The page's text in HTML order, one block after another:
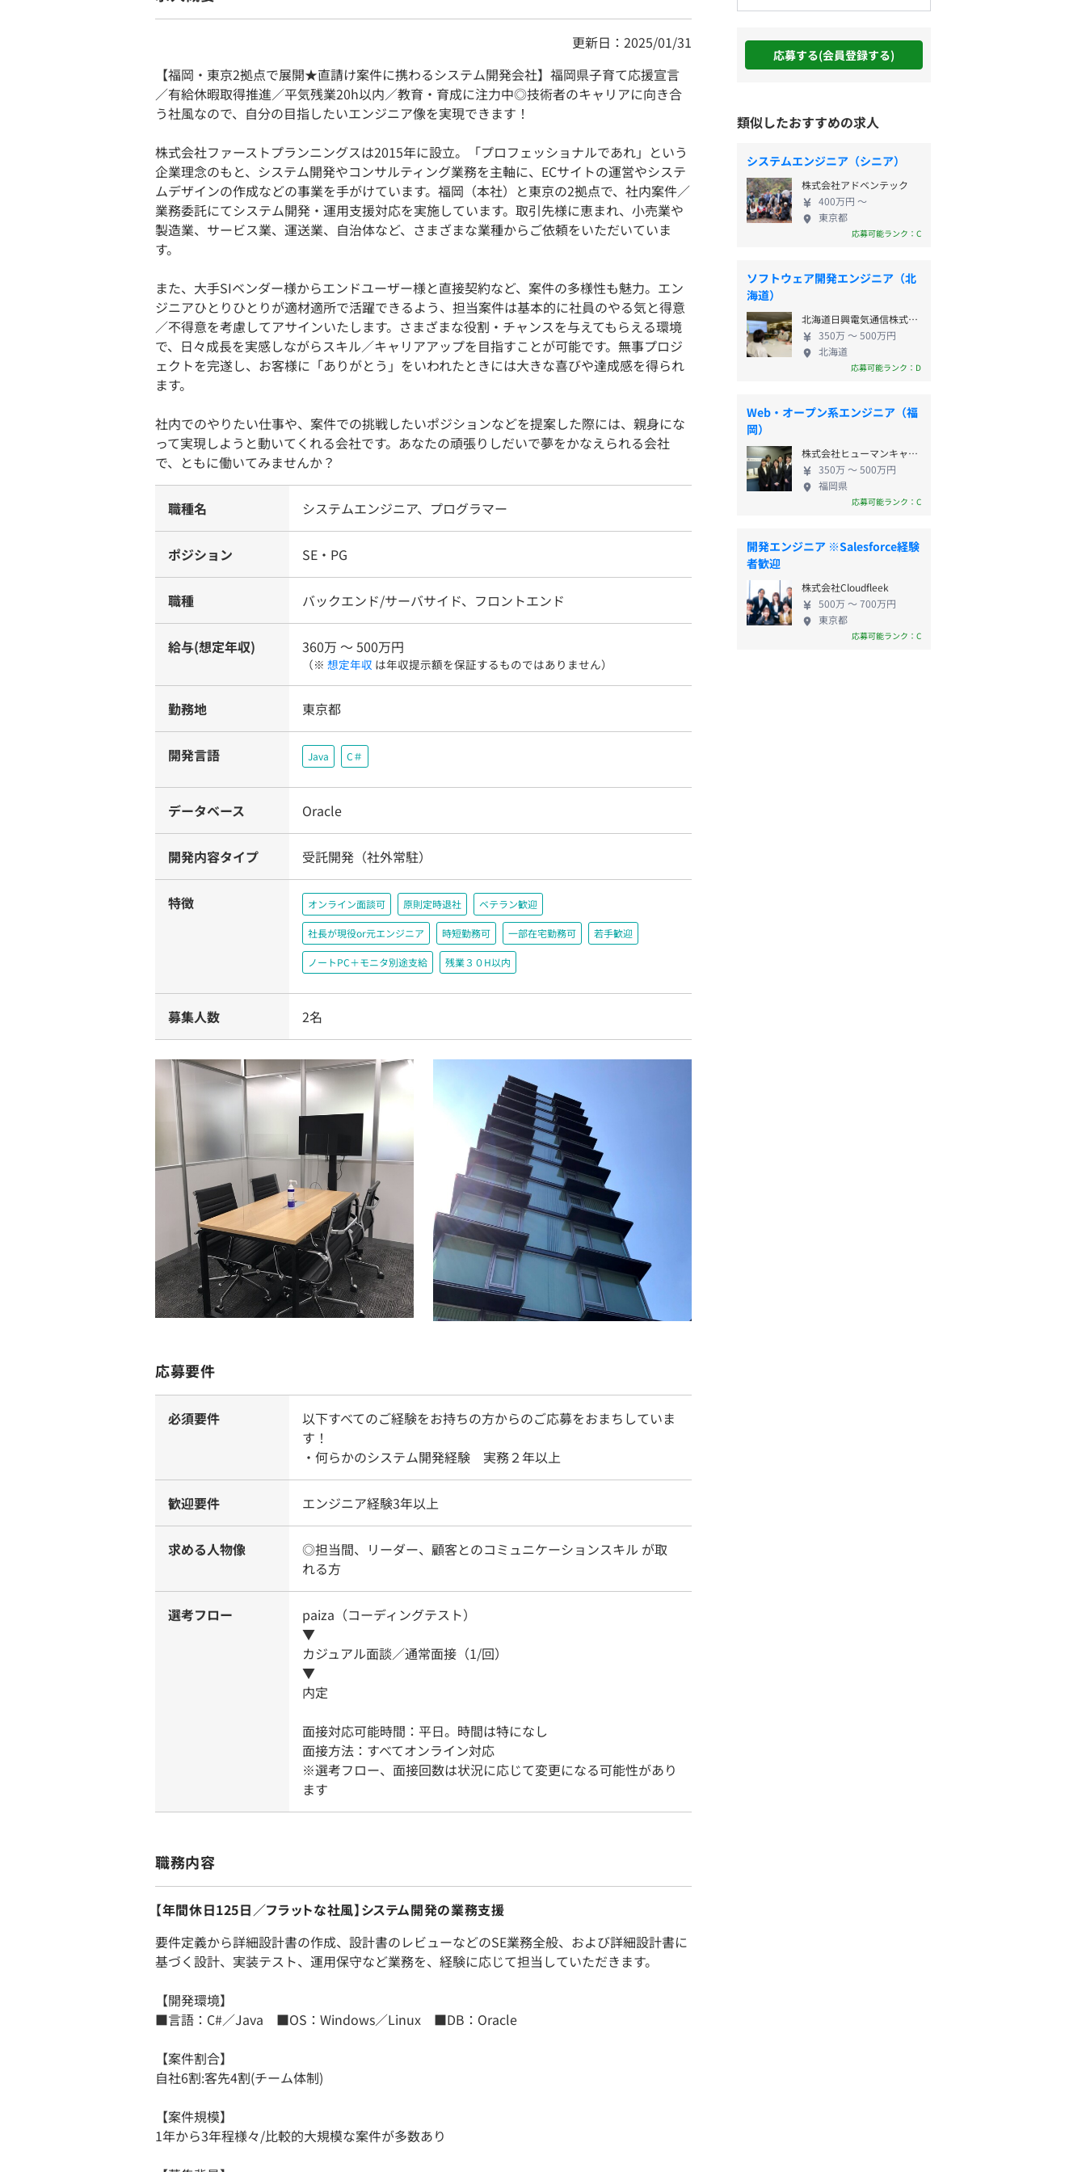
更新日：2025/01/31
【福岡・東京2拠点で展開★直請け案件に携わるシステム開発会社】福岡県子育て応援宣言
／有給休暇取得推進／平気残業20h以内／教育・育成に注力中◎技術者のキャリアに向き合
う社風なので、自分の目指したいエンジニア像を実現できます！
株式会社ファーストプランニングスは2015年に設立。「プロフェッショナルであれ」という
企業理念のもと、システム開発やコンサルティング業務を主軸に、ECサイトの運営やシステ
ムデザインの作成などの事業を手がけています。福岡（本社）と東京の2拠点で、社内案件／
業務委託にてシステム開発・運用支援対応を実施しています。取引先様に恵まれ、小売業や
製造業、サービス業、運送業、自治体など、さまざまな業種からご依頼をいただいていま
す。
また、大手SIベンダー様からエンドユーザー様と直接契約など、案件の多様性も魅力。エン
ジニアひとりひとりが適材適所で活躍できるよう、担当案件は基本的に社員のやる気と得意
／不得意を考慮してアサインいたします。さまざまな役割・チャンスを与えてもらえる環境
で、日々成長を実感しながらスキル／キャリアアップを目指すことが可能です。無事プロジ
ェクトを完遂し、お客様に「ありがとう」をいわれたときには大きな喜びや達成感を得られ
ます。
社内でのやりたい仕事や、案件での挑戦したいポジションなどを提案した際には、親身にな
って実現しようと動いてくれる会社です。あなたの頑張りしだいで夢をかなえられる会社
で、ともに働いてみませんか？
職種名 システムエンジニア、プログラマー
ポジション SE・PG
職種 バックエンド/サーバサイド、フロントエンド
給与(想定年収) 360万 〜 500万円
（※ 想定年収 は年収提示額を保証するものではありません）
勤務地 東京都
開発言語 Java C＃
データベース Oracle
開発内容タイプ 受託開発（社外常駐）
特徴 オンライン面談可 原則定時退社 ベテラン歓迎
社長が現役or元エンジニア 時短勤務可 一部在宅勤務可 若手歓迎
ノートPC＋モニタ別途支給 残業３０H以内
募集人数 2名
応募要件
必須要件
以下すべてのご経験をお持ちの方からのご応募をおまちしていま
す！
・何らかのシステム開発経験 実務２年以上
歓迎要件 エンジニア経験3年以上
求める人物像
◎担当間、リーダー、顧客とのコミュニケーションスキル が取
れる方
選考フロー
paiza（コーディングテスト）
▼
カジュアル面談／通常面接（1/回）
▼
内定
面接対応可能時間：平日。時間は特になし
面接方法：すべてオンライン対応
※選考フロー、面接回数は状況に応じて変更になる可能性があり
ます
職務内容
【年間休日125日／フラットな社風】システム開発の業務支援
要件定義から詳細設計書の作成、設計書のレビューなどのSE業務全般、および詳細設計書に
基づく設計、実装テスト、運用保守など業務を、経験に応じて担当していただきます。
【開発環境】
■言語：C#／Java ■OS：Windows／Linux ■DB：Oracle
【案件割合】
自社6割:客先4割(チーム体制)
【案件規模】
1年から3年程様々/比較的大規模な案件が多数あり
応募する(会員登録する)
類似したおすすめの求人
システムエンジニア（シニア）
株式会社アドベンテック
400万円 〜
東京都
応募可能ランク：C
ソフトウェア開発エンジニア（北
海道）
北海道日興電気通信株式会社
350万 〜 500万円
北海道
応募可能ランク：D
Web・オープン系エンジニア（福
岡）
株式会社ヒューマンキャピタル
350万 〜 500万円
福岡県
応募可能ランク：C
開発エンジニア ※Salesforce経験
者歓迎
株式会社Cloudfleek
500万 〜 700万円
東京都
応募可能ランク：C